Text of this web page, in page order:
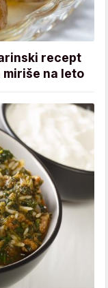
recept
na leto